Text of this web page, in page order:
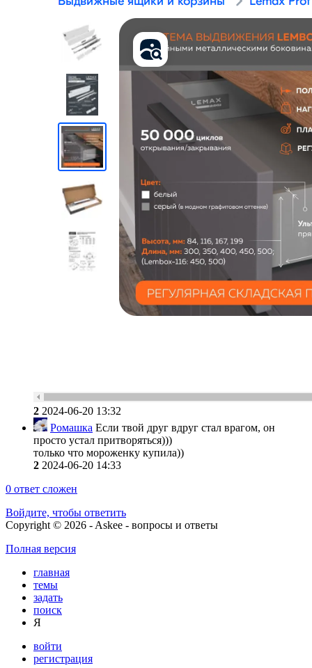
2 2024-06-20 13:32
Ромашка Если твой друг вдруг стал врагом, он
просто устал притворяться)))
только что мороженку купила))
2 2024-06-20 14:33
0 ответ сложен
Войдите, чтобы ответить
Copyright © 2026 - Askee - вопросы и ответы
Полная версия
главная
темы
задать
поиск
Я
войти
регистрация